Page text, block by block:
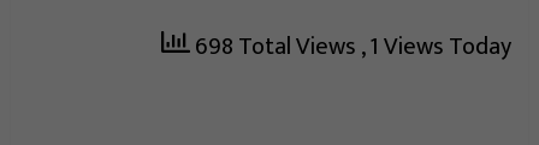
698 Total Views, 1 Views Today